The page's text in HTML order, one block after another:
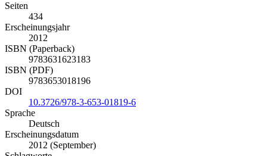
Seiten
434
Erscheinungsjahr
2012
ISBN (Paperback)
9783631623183
ISBN (PDF)
9783653018196
DOI
10.3726/978-3-653-01819-6
Sprache
Deutsch
Erscheinungsdatum
2012 (September)